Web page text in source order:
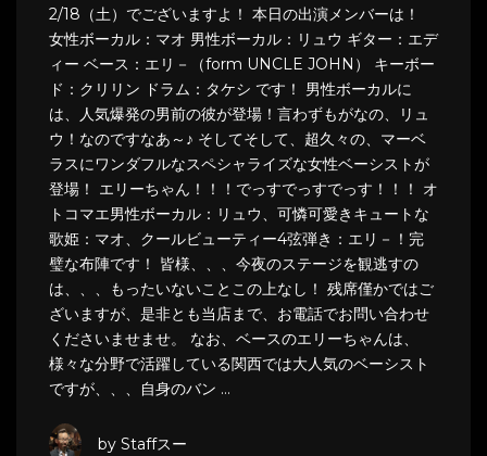
2/18（土）でございますよ！ 本日の出演メンバーは！
女性ボーカル：マオ 男性ボーカル：リュウ ギター：エデ
ィー ベース：エリ－（form UNCLE JOHN） キーボー
ド：クリリン ドラム：タケシ です！ 男性ボーカルに
は、人気爆発の男前の彼が登場！言わずもがなの、リュ
ウ！なのですなあ～♪ そしてそして、超久々の、マーベ
ラスにワンダフルなスペシャライズな女性ベーシストが
登場！ エリーちゃん！！！でっすでっすでっす！！！ オ
トコマエ男性ボーカル：リュウ、可憐可愛きキュートな
歌姫：マオ、クールビューティー4弦弾き：エリ－！完
璧な布陣です！ 皆様、、、今夜のステージを観逃すの
は、、、もったいないことこの上なし！ 残席僅かではご
ざいますが、是非とも当店まで、お電話でお問い合わせ
くださいませませ。 なお、ベースのエリーちゃんは、
様々な分野で活躍している関西では大人気のベーシスト
ですが、、、自身のバン …
by Staffスー